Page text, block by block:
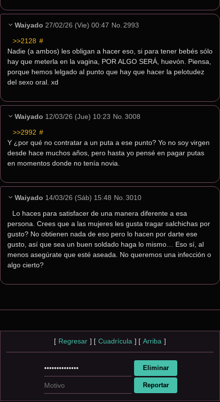
Waiyado 27/02/26 (Vie) 00:47 No. 2993
>>2128 #
Nadie (a ambos) les obligan a hacer eso, si para tener bebés sólo
hay que meterla en la vagina, POR ALGO SERÁ, huevón. Piensa,
porque hemos lelgado al punto que hay que hacer la pelotudez
del sexo oral. xd
Waiyado 12/03/26 (Jue) 10:23 No. 3008
>>2992 #
Y ¿por qué no contratar a un puta a ese punto? Yo no soy virgen
desde hace muchos años, pero hasta yo pensé en pagar putas
en momentos donde no tenía novia.
Waiyado 14/03/26 (Sáb) 15:48 No. 3010
Lo haces para satisfacer de una manera diferente a esa
persona. Crees que a las mujeres les gusta tragar salchichas por
gusto? No obtienen nada de eso pero lo hacen por darte ese
gusto, así que sea un buen soldado haga lo mismo… Eso sí, al
menos asegúrate que esté aseada. No queremos una infección o
algo cierto?
[ Regresar ] [ Cuadrícula ] [ Arriba ]